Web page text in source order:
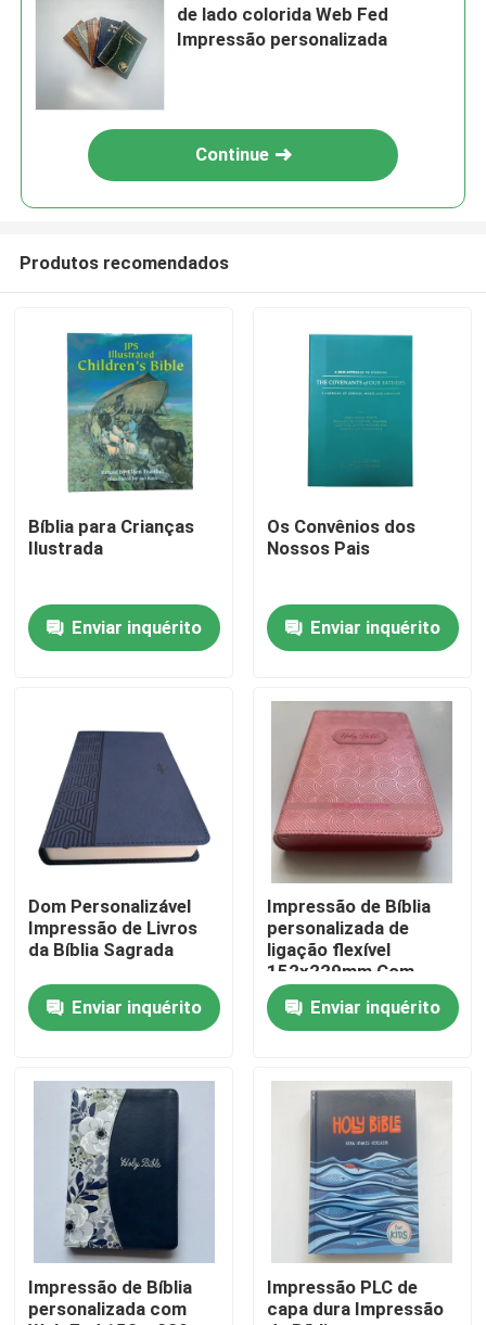
Produtos
Vídeos
Sobre nós
Notícia
Peça umas citações
Impressão de livros de mesa
Impressão de cartas de tarô
de lado colorida Web Fed
Impressão personalizada
Continue
Produtos recomendados
Bíblia para Crianças
Ilustrada
Enviar inquérito
Os Convênios dos
Nossos Pais
Enviar inquérito
Dom Personalizável
Impressão de Livros
da Bíblia Sagrada
Enviar inquérito
Impressão de Bíblia
personalizada de
ligação flexível
152x229mm Com
capa de PU de couro
Enviar inquérito
Impressão de Bíblia
personalizada com
Impressão PLC de
capa dura Impressão